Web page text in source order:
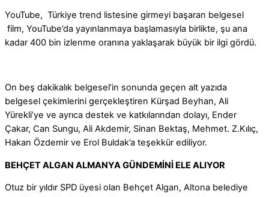
YouTube, Türkiye trend listesine girmeyi başaran belgesel
film, YouTube’da yayınlanmaya başlamasıyla birlikte, şu ana
kadar 400 bin izlenme oranına yaklaşarak büyük bir ilgi gördü.
On beş dakikalık belgesel’in sonunda geçen alt yazıda
belgesel çekimlerini gerçekleştiren Kürşad Beyhan, Ali
Yürekli’ye ve ayrıca destek ve katkılarından dolayı, Ender
Çakar, Can Sungu, Ali Akdemir, Sinan Bektaş, Mehmet. Z.Kılıç,
Hakan Özdemir ve Erol Buldak’a teşekkür ediliyor.
BEHÇET ALGAN ALMANYA GÜNDEMİNİ ELE ALIYOR
Otuz bir yıldır SPD üyesi olan Behçet Algan, Altona belediye